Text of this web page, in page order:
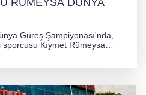
RÜMEYSA DÜNYA
Güreş Şampiyonası'nda,
Kıymet Rümeysa